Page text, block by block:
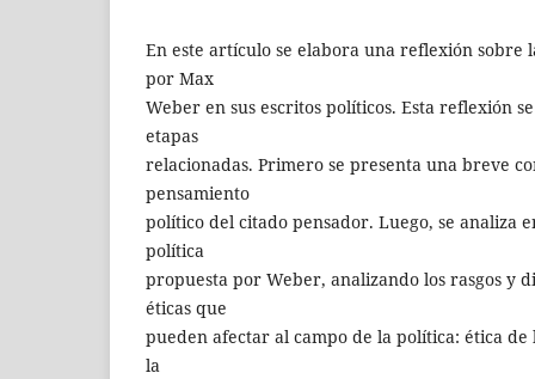
En este artículo se elabora una reflexión sobre
por Max
Weber en sus escritos políticos. Esta reflexión
etapas
relacionadas. Primero se presenta una breve
pensamiento
político del citado pensador. Luego, se analiza
política
propuesta por Weber, analizando los rasgos y
éticas que
pueden afectar al campo de la política: ética de
la